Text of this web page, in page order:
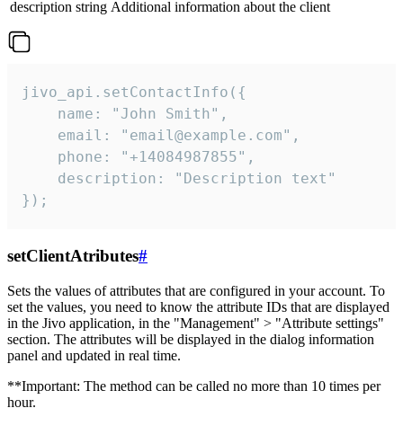
description string Additional information about the client
jivo_api.setContactInfo({
    name: "John Smith",
    email: "email@example.com",
    phone: "+14084987855",
    description: "Description text"
});
setClientAtributes#
Sets the values ​​of attributes that are configured in your account. To
set the values, you need to know the attribute IDs that are displayed
in the Jivo application, in the "Management" > "Attribute settings"
section. The attributes will be displayed in the dialog information
panel and updated in real time.
**Important: The method can be called no more than 10 times per
hour.